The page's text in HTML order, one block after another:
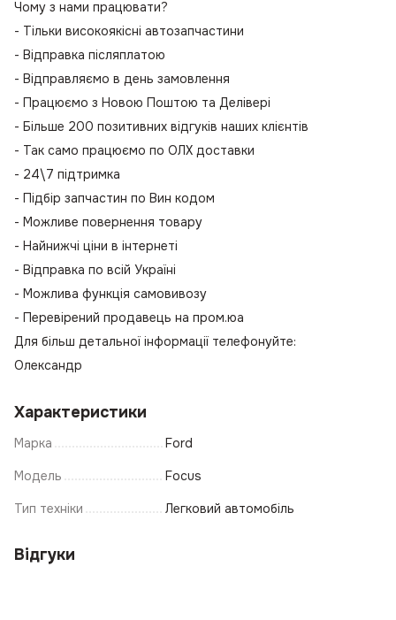
Чому з нами працювати?
- Тільки високоякісні автозапчастини
- Відправка післяплатою
- Відправляємо в день замовлення
- Працюємо з Новою Поштою та Делівері
- Більше 200 позитивних відгуків наших клієнтів
- Так само працюємо по ОЛХ доставки
- 24\7 підтримка
- Підбір запчастин по Вин кодом
- Можливе повернення товару
- Найнижчі ціни в інтернеті
- Відправка по всій Україні
- Можлива функція самовивозу
- Перевірений продавець на пром.юа
Для більш детальної інформації телефонуйте:
Олександр
Характеристики
Марка Ford
Модель Focus
Тип техніки Легковий автомобіль
Відгуки